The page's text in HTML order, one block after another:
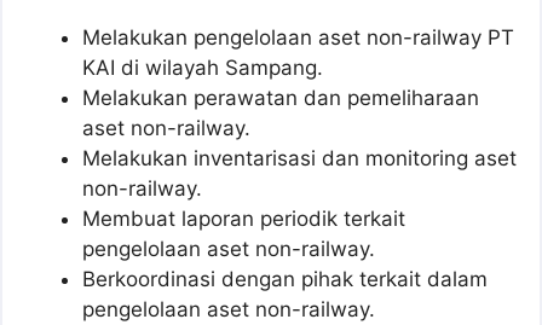
Melakukan pengelolaan aset non-railway PT
KAI di wilayah Sampang.
Melakukan perawatan dan pemeliharaan
aset non-railway.
Melakukan inventarisasi dan monitoring aset
non-railway.
Membuat laporan periodik terkait
pengelolaan aset non-railway.
Berkoordinasi dengan pihak terkait dalam
pengelolaan aset non-railway.